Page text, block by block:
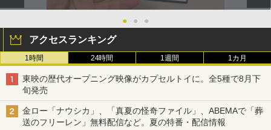
● ● ●
アクセスランキング
1時間 24時間 1週間 1カ月
東映の歴代オープニング映像がカプセルトイに。全5種で8月下
旬発売
金ロー「ナウシカ」、「真夏の怪奇ファイル」、ABEMAで「葬
送のフリーレン」無料配信など。夏の特番・配信情報